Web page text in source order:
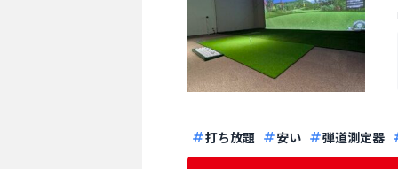
打ち放題 安い 弾道測定器